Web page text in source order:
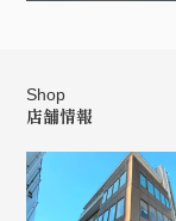
Shop
店舗情報